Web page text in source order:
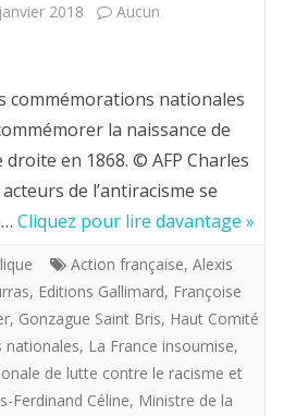
2018
Aucun
commémorations nationales
la naissance de
droite en 1868. © AFP Charles
de l’antiracisme se
Cliquez pour lire davantage »
Action française, Alexis
, Editions Gallimard, Françoise
, Gonzague Saint Bris, Haut Comité
nationales, La France insoumise,
de lutte contre le racisme et
Ferdinand Céline, Ministre de la